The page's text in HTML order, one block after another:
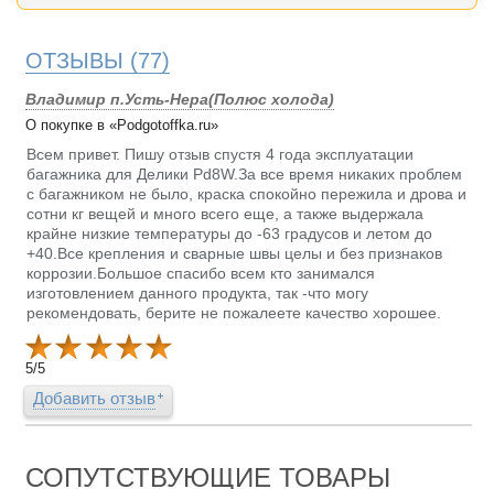
ОТЗЫВЫ (77)
Владимир п.Усть-Нера(Полюс холода)
О покупке в «Podgotoffka.ru»
Всем привет. Пишу отзыв спустя 4 года эксплуатации
багажника для Делики Pd8W.За все время никаких проблем
с багажником не было, краска спокойно пережила и дрова и
сотни кг вещей и много всего еще, а также выдержала
крайне низкие температуры до -63 градусов и летом до
+40.Все крепления и сварные швы целы и без признаков
коррозии.Большое спасибо всем кто занимался
изготовлением данного продукта, так -что могу
рекомендовать, берите не пожалеете качество хорошее.
5/5
Добавить отзыв
СОПУТСТВУЮЩИЕ ТОВАРЫ